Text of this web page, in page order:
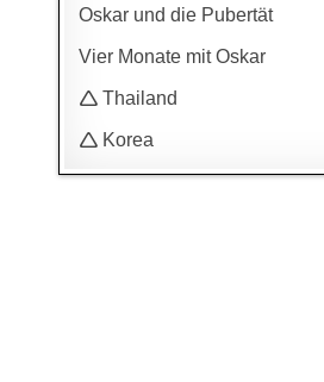
Oskar und die Pubertät
Vier Monate mit Oskar
🛆 Thailand
🛆 Korea